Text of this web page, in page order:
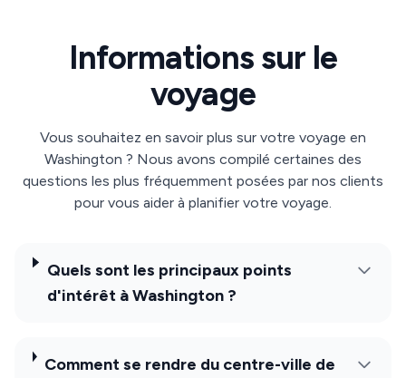
Informations sur le
voyage
Vous souhaitez en savoir plus sur votre voyage en
Washington ? Nous avons compilé certaines des
questions les plus fréquemment posées par nos clients
pour vous aider à planifier votre voyage.
Quels sont les principaux points
d'intérêt à Washington ?
Comment se rendre du centre-ville de